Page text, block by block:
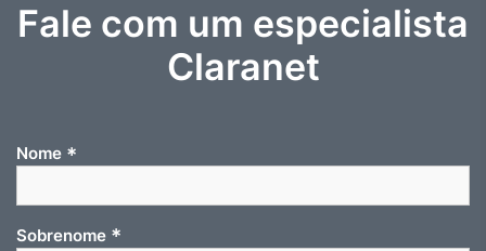
Fale com um especialista
Claranet
Nome *
Sobrenome *